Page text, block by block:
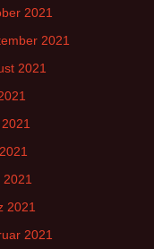
2021
2021
2021
2021
2021